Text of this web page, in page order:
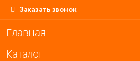
Заказать звонок
Главная
Каталог